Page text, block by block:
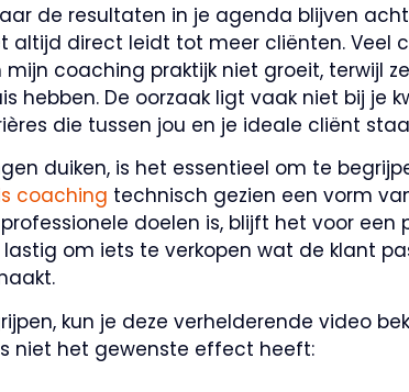
de resultaten in je agenda blijven
altijd direct leidt tot meer cliënten. Veel
coaching praktijk niet groeit, terwijl
hebben. De oorzaak ligt vaak niet bij je
die tussen jou en je ideale cliënt
duiken, is het essentieel om te
coaching technisch gezien een vorm
doelen is, blijft het voor een
om iets te verkopen wat de klant
kun je deze verhelderende video
niet het gewenste effect heeft: